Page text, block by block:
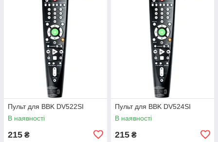
Пульт для BBK DV522SI
В наявності
215 ₴
Пульт для BBK DV524SI
В наявності
215 ₴